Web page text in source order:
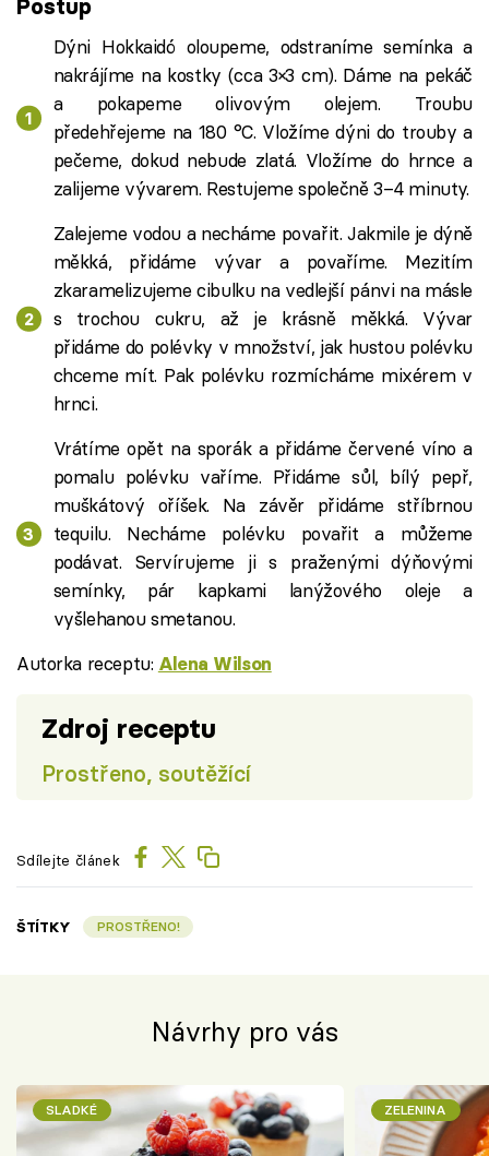
Postup
Dýni Hokkaidó oloupeme, odstraníme semínka a
nakrájíme na kostky (cca 3×3 cm). Dáme na pekáč
a pokapeme olivovým olejem. Troubu
předehřejeme na 180 °C. Vložíme dýni do trouby a
pečeme, dokud nebude zlatá. Vložíme do hrnce a
zalijeme vývarem. Restujeme společně 3–4 minuty.
Zalejeme vodou a necháme povařit. Jakmile je dýně
měkká, přidáme vývar a povaříme. Mezitím
zkaramelizujeme cibulku na vedlejší pánvi na másle
s trochou cukru, až je krásně měkká. Vývar
přidáme do polévky v množství, jak hustou polévku
chceme mít. Pak polévku rozmícháme mixérem v
hrnci.
Vrátíme opět na sporák a přidáme červené víno a
pomalu polévku vaříme. Přidáme sůl, bílý pepř,
muškátový oříšek. Na závěr přidáme stříbrnou
tequilu. Necháme polévku povařit a můžeme
podávat. Servírujeme ji s praženými dýňovými
semínky, pár kapkami lanýžového oleje a
vyšlehanou smetanou.
Autorka receptu: Alena Wilson
Zdroj receptu
Prostřeno, soutěžící
Sdílejte článek
ŠTÍTKY PROSTŘENO!
Návrhy pro vás
SLADKÉ ZELENINA